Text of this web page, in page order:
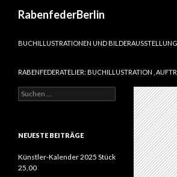
RabenfederBerlin
BUCHILLUSTRATIONEN UND
RABENFEDERATELIER: BUCHILLUSTRATION ,
Suchen
nach:
NEUESTE BEITRÄGE
Künstler-Kalender 2025 Stück
25,00